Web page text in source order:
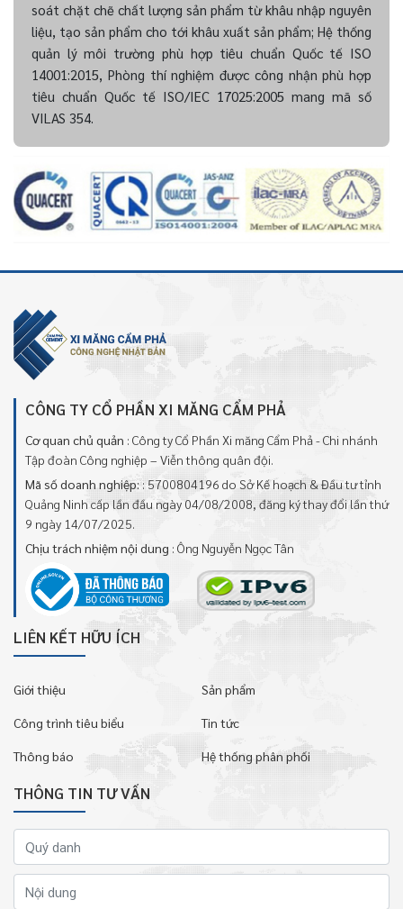
soát chặt chẽ chất lượng sản phẩm từ khâu nhập nguyên
liệu, tạo sản phẩm cho tới khâu xuất sản phẩm; Hệ thống
quản lý môi trường phù hợp tiêu chuẩn Quốc tế ISO
14001:2015, Phòng thí nghiệm được công nhận phù hợp
tiêu chuẩn Quốc tế ISO/IEC 17025:2005 mang mã số
VILAS 354.
CÔNG TY CỔ PHẦN XI MĂNG CẨM PHẢ
Cơ quan chủ quản : Công ty Cổ Phần Xi măng Cẩm Phả - Chi nhánh
Tập đoàn Công nghiệp – Viễn thông quân đội.
Mã số doanh nghiệp: : 5700804196 do Sở Kế hoạch & Đầu tư tỉnh
Quảng Ninh cấp lần đầu ngày 04/08/2008, đăng ký thay đổi lần thứ
9 ngày 14/07/2025.
Chịu trách nhiệm nội dung : Ông Nguyễn Ngọc Tân
LIÊN KẾT HỮU ÍCH
Giới thiệu Sản phẩm
Công trình tiêu biểu Tin tức
Thông báo Hệ thống phân phối
THÔNG TIN TƯ VẤN